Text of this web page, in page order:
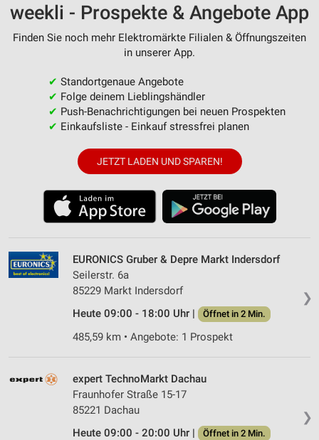
weekli - Prospekte & Angebote App
Finden Sie noch mehr Elektromärkte Filialen & Öffnungszeiten
in unserer App.
✔ Standortgenaue Angebote
✔ Folge deinem Lieblingshändler
✔ Push-Benachrichtigungen bei neuen Prospekten
✔ Einkaufsliste - Einkauf stressfrei planen
JETZT LADEN UND SPAREN!
❯
EURONICS Gruber & Depre Markt Indersdorf
Seilerstr. 6a
85229 Markt Indersdorf
Heute 09:00 - 18:00 Uhr |
Öffnet in 2 Min.
485,59 km • Angebote: 1 Prospekt
❯
expert TechnoMarkt Dachau
Fraunhofer Straße 15-17
85221 Dachau
Heute 09:00 - 20:00 Uhr |
Öffnet in 2 Min.